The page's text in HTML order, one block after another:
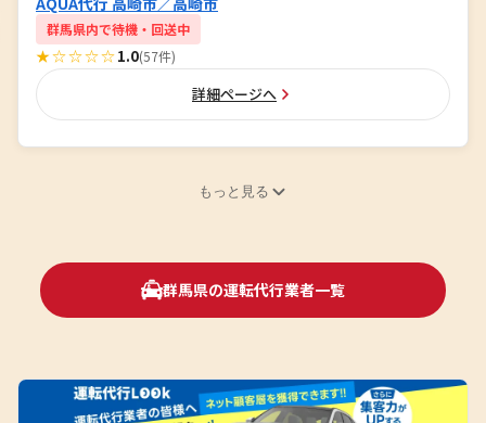
群馬県内で待機・回送中
★☆☆☆☆1.0(57件)
詳細ページへ
もっと見る
群馬県の運転代行業者一覧